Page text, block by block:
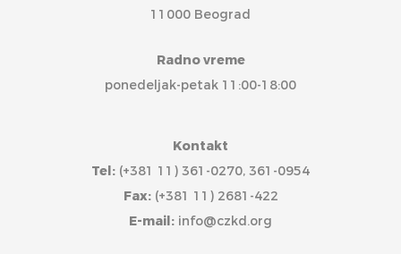
11000 Beograd
Radno vreme
ponedeljak-petak 11:00-18:00
Kontakt
Tel: (+381 11) 361-0270, 361-0954
Fax:(+381 11) 2681-422
E-mail: info@czkd.org